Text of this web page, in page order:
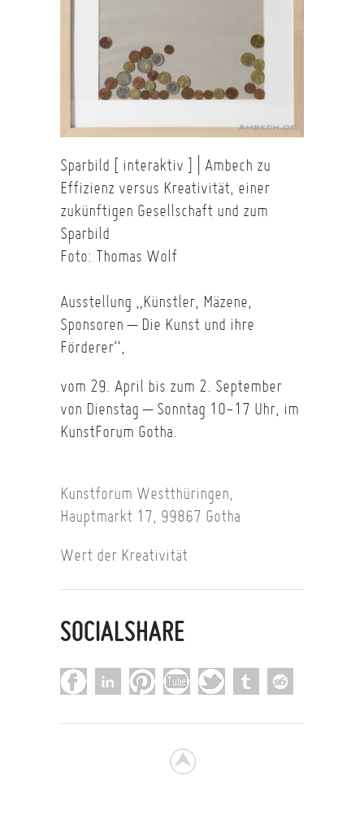
Sparbild [ interaktiv ] | Ambech zu
Effizienz versus Kreativität, einer
zukünftigen Gesellschaft und zum
Sparbild
Foto: Thomas Wolf
Ausstellung „Künstler, Mäzene,
Sponsoren – Die Kunst und ihre
Förderer“,
vom 29. April bis zum 2. September
von Dienstag – Sonntag 10-17 Uhr, im
KunstForum Gotha.
Kunstforum Westthüringen,
Hauptmarkt 17, 99867 Gotha
Wert der Kreativität
SOCIALSHARE